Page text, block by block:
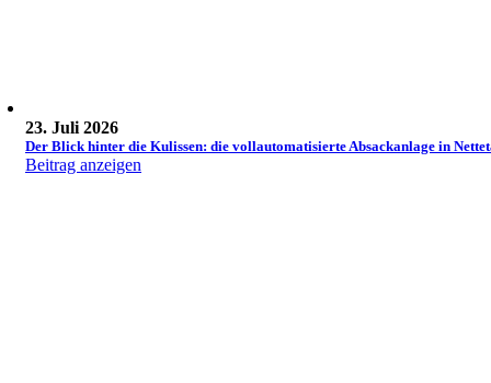
23. Juli 2026
Der Blick hinter die Kulissen: die vollautomatisierte Absackanlage in
Beitrag anzeigen